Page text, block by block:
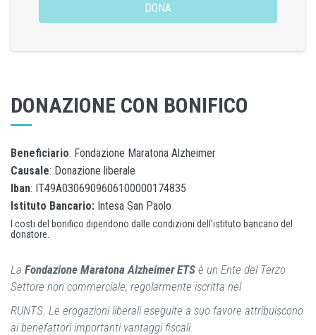
DONA
DONAZIONE CON BONIFICO
Beneficiario: Fondazione Maratona Alzheimer
Causale: Donazione liberale
Iban: IT49A0306909606100000174835
Istituto Bancario: Intesa San Paolo
I costi del bonifico dipendono dalle condizioni dell'istituto bancario del
donatore.
La Fondazione Maratona Alzheimer ETS è un Ente del Terzo
Settore non commerciale, regolarmente iscritta nel
RUNTS. Le erogazioni liberali eseguite a suo favore attribuiscono
ai benefattori importanti vantaggi fiscali.